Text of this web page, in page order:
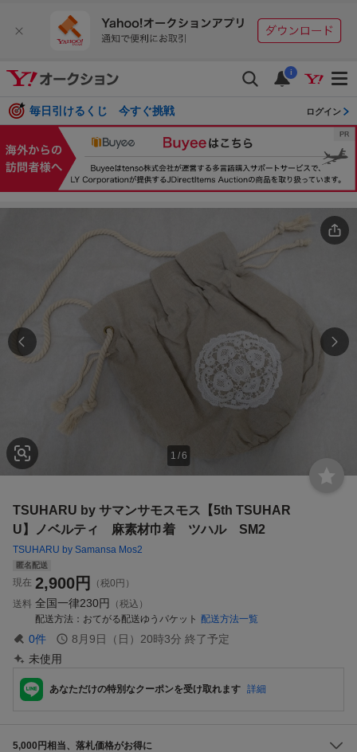
i
毎日引けるくじ 今すぐ挑戦 ログイン
1 /6
TSUHARU by サマンサモスモス【5th TSUHAR
U】ノベルティ 麻素材巾着 ツハル SM2
TSUHARU by Samansa Mos2
匿名配送
現在 2,900円
（税0円）
送料 全国一律230円
（税込）
配送方法
おてがる配送ゆうパケット 配送方法一覧
0件 8月9日（日）20時3分 終了予定
未使用
あなただけの特別なクーポンを受け取れます 詳細
5,000円相当、落札価格がお得に